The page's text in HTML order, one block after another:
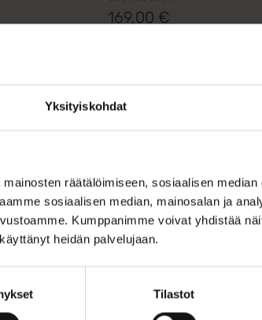
Yksityiskohdat
räätälöimiseen, sosiaalisen
sosiaalisen median, mainosalan ja
Kumppanimme voivat yhdistää
heidän palvelujaan.
Tilastot
Arvostelu
169,00 €